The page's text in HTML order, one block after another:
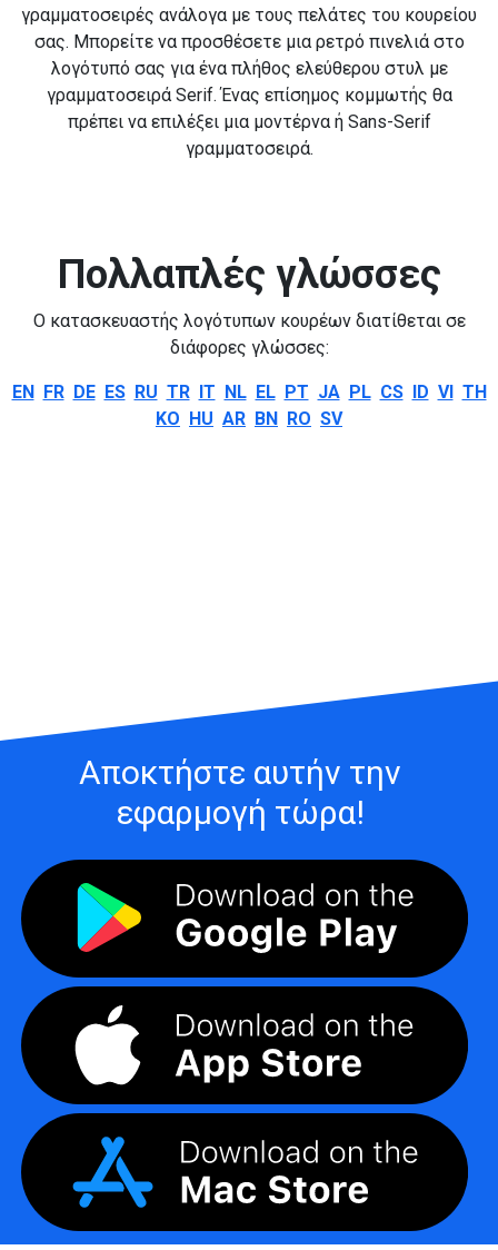
γραμματοσειρές ανάλογα με τους πελάτες του κουρείου
σας. Μπορείτε να προσθέσετε μια ρετρό πινελιά στο
λογότυπό σας για ένα πλήθος ελεύθερου στυλ με
γραμματοσειρά Serif. Ένας επίσημος κομμωτής θα
πρέπει να επιλέξει μια μοντέρνα ή Sans-Serif
γραμματοσειρά.
Πολλαπλές γλώσσες
Ο κατασκευαστής λογότυπων κουρέων διατίθεται σε
διάφορες γλώσσες:
EN FR DE ES RU TR IT NL EL PT JA PL CS ID VI TH
KO HU AR BN RO SV
Αποκτήστε αυτήν την
εφαρμογή τώρα!